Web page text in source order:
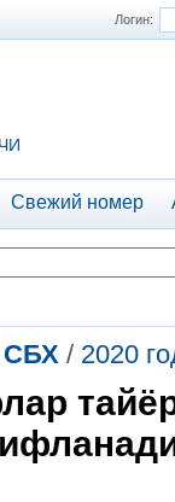
Логин:
Свежий номер
СБХ / 2020